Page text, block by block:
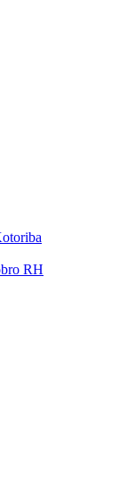
RH